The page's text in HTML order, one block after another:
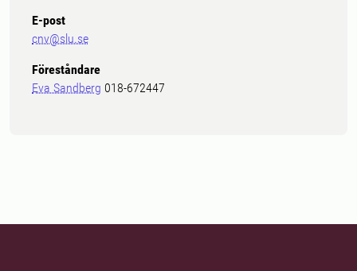
E-post
cnv@slu.se
Föreståndare
Eva Sandberg 018-672447